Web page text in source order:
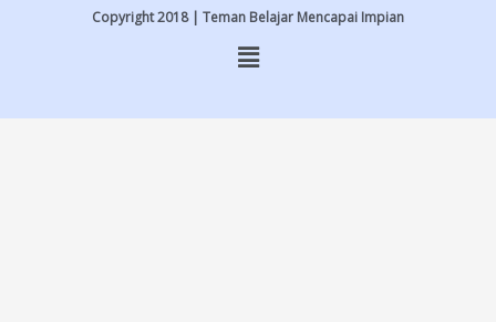
Copyright 2018 | Teman Belajar Mencapai Impian